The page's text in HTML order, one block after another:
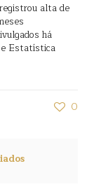
alta de
há
Estatística
0